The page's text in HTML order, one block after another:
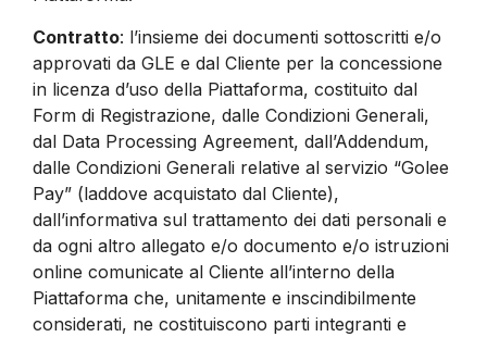
Contratto: l’insieme dei documenti sottoscritti e/o
approvati da GLE e dal Cliente per la concessione
in licenza d’uso della Piattaforma, costituito dal
Form di Registrazione, dalle Condizioni Generali,
dal Data Processing Agreement, dall’Addendum,
dalle Condizioni Generali relative al servizio “Golee
Pay” (laddove acquistato dal Cliente),
dall’informativa sul trattamento dei dati personali e
da ogni altro allegato e/o documento e/o istruzioni
online comunicate al Cliente all’interno della
Piattaforma che, unitamente e inscindibilmente
considerati, ne costituiscono parti integranti e